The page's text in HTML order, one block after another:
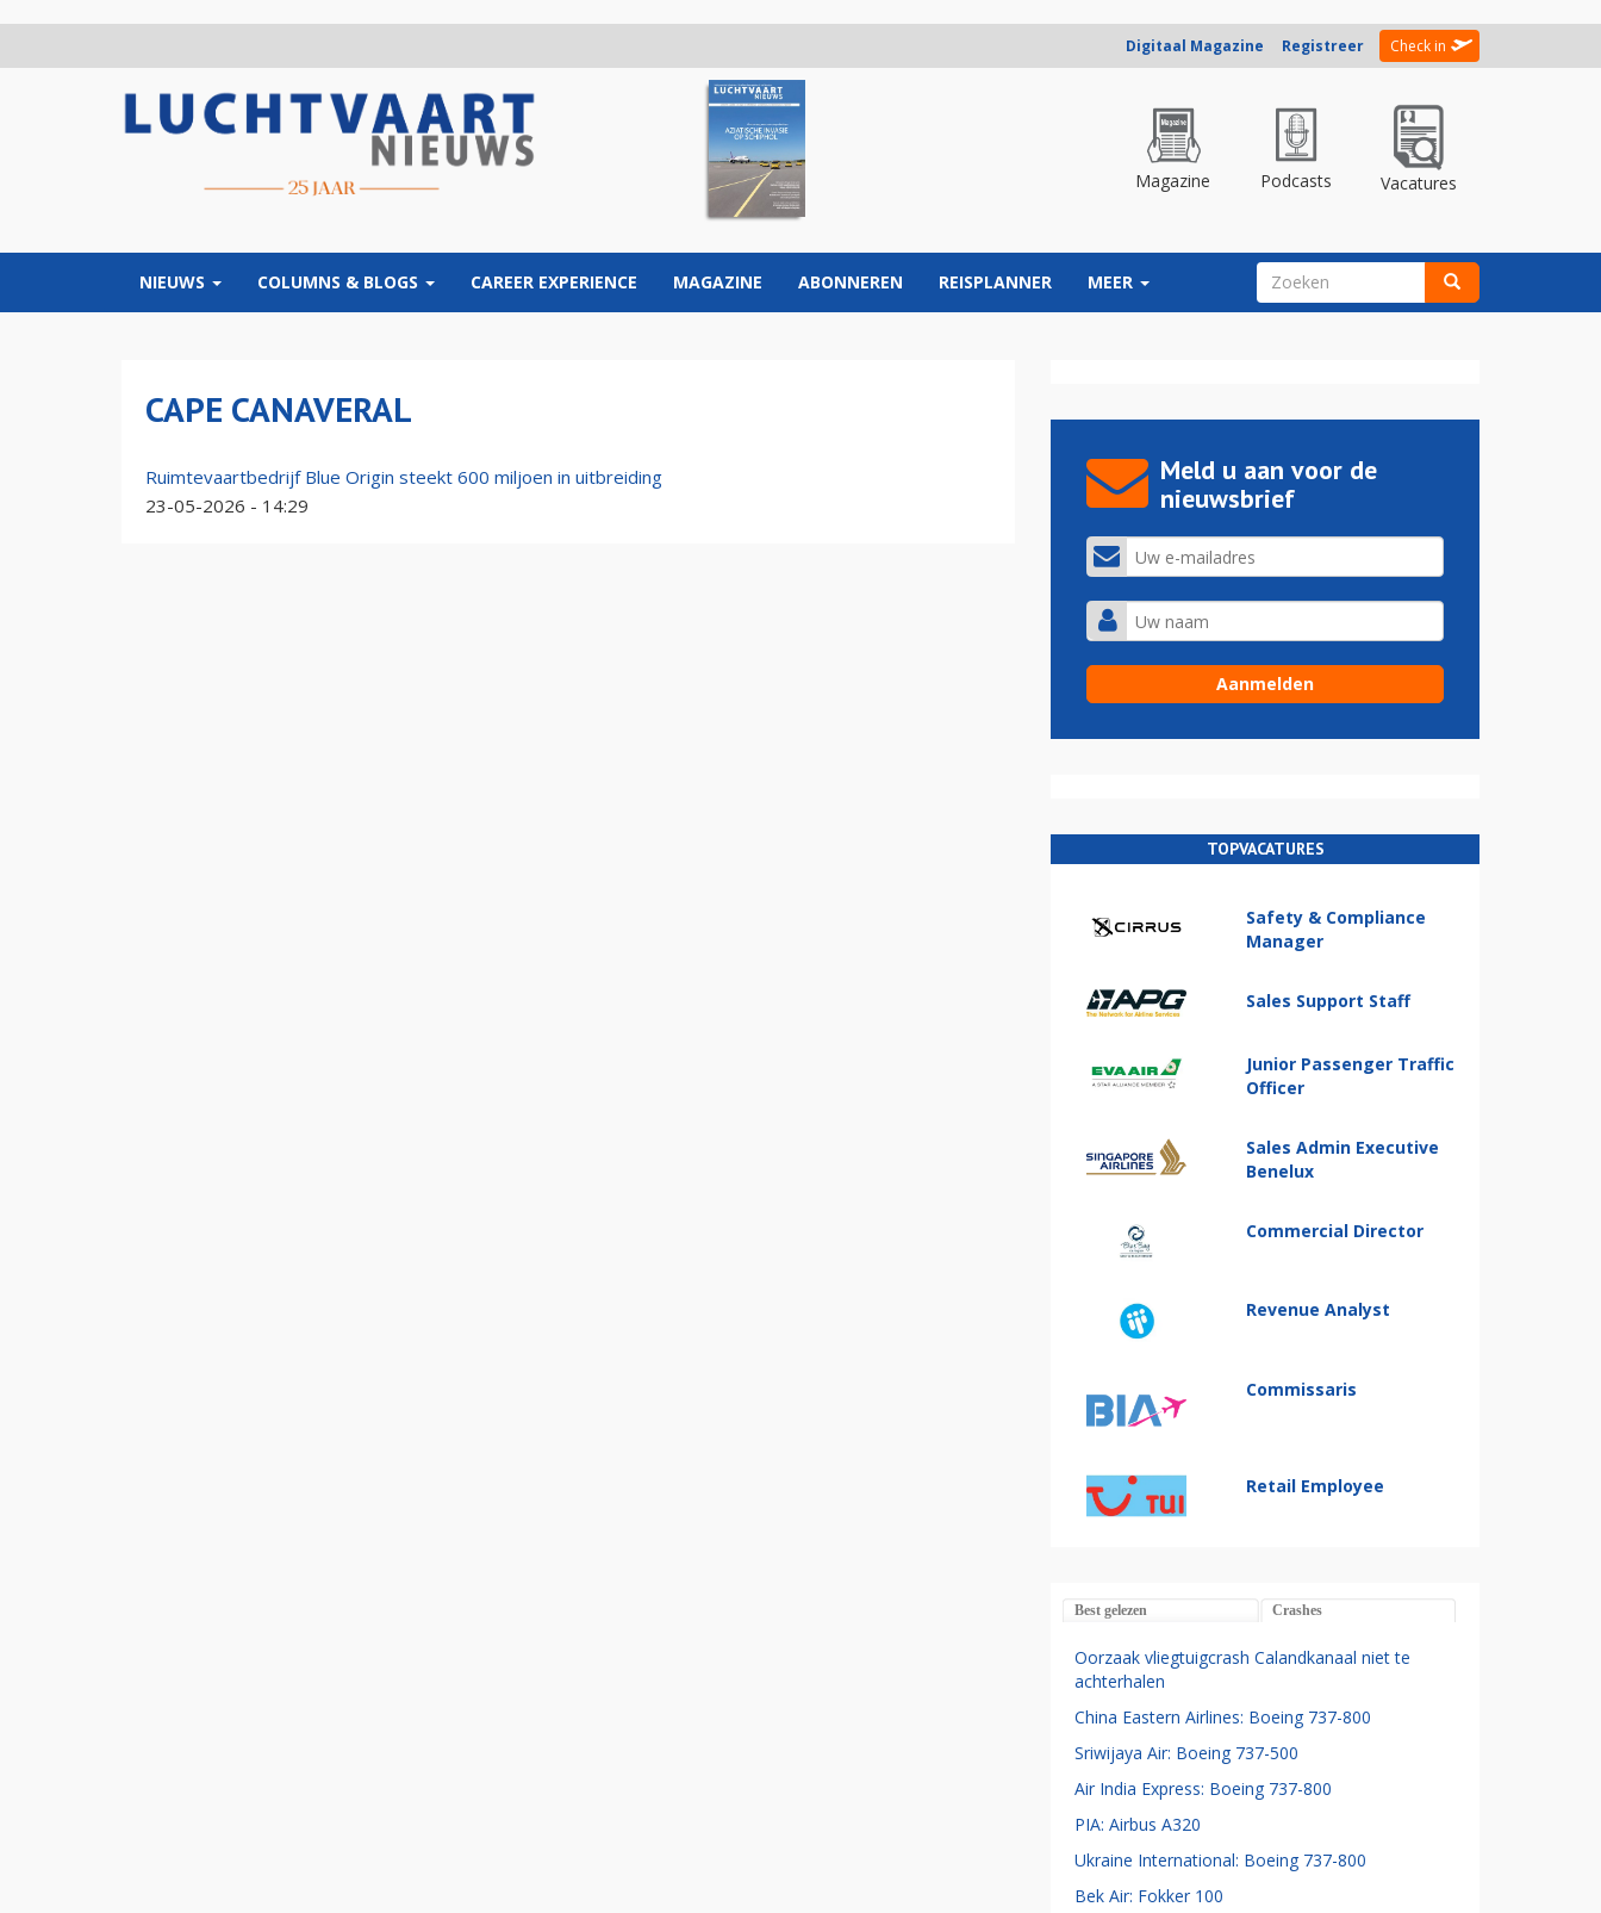
Digitaal Magazine Registreer Check in
Magazine Podcasts Vacatures
NIEUWS COLUMNS & BLOGS CAREER EXPERIENCE MAGAZINE ABONNEREN REISPLANNER MEER ZOEKVELD
CAPE CANAVERAL
Ruimtevaartbedrijf Blue Origin steekt 600 miljoen in uitbreiding
23-05-2026 - 14:29
Meld u aan voor de
nieuwsbrief
TOPVACATURES
Safety & Compliance
Manager
Sales Support Staff
Junior Passenger Traffic
Officer
Sales Admin Executive
Benelux
Commercial Director
Revenue Analyst
Commissaris
Retail Employee
Best gelezen Crashes
Oorzaak vliegtuigcrash Calandkanaal niet te
achterhalen
China Eastern Airlines: Boeing 737-800
Sriwijaya Air: Boeing 737-500
Air India Express: Boeing 737-800
PIA: Airbus A320
Ukraine International: Boeing 737-800
Bek Air: Fokker 100